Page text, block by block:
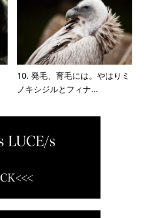
10. 発毛、育毛には。やはりミ
ノキシジルとフィナ...